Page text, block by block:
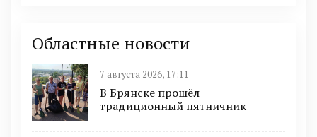
Областные новости
7 августа 2026, 17:11
В Брянске прошёл
традиционный пятничник